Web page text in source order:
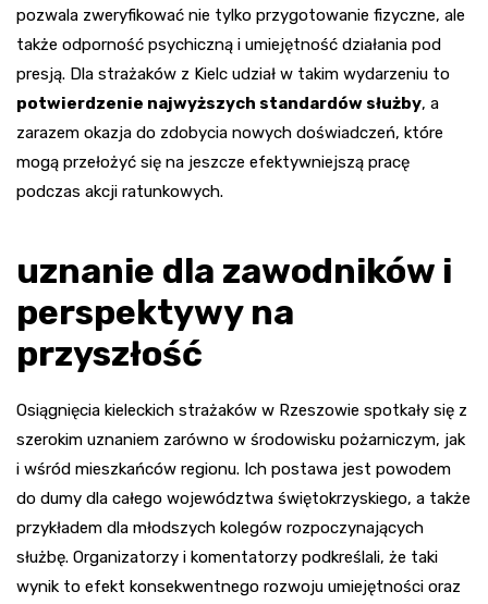
pozwala zweryfikować nie tylko przygotowanie fizyczne, ale
także odporność psychiczną i umiejętność działania pod
presją. Dla strażaków z Kielc udział w takim wydarzeniu to
potwierdzenie najwyższych standardów służby, a
zarazem okazja do zdobycia nowych doświadczeń, które
mogą przełożyć się na jeszcze efektywniejszą pracę
podczas akcji ratunkowych.
uznanie dla zawodników i
perspektywy na
przyszłość
Osiągnięcia kieleckich strażaków w Rzeszowie spotkały się z
szerokim uznaniem zarówno w środowisku pożarniczym, jak
i wśród mieszkańców regionu. Ich postawa jest powodem
do dumy dla całego województwa świętokrzyskiego, a także
przykładem dla młodszych kolegów rozpoczynających
służbę. Organizatorzy i komentatorzy podkreślali, że taki
wynik to efekt konsekwentnego rozwoju umiejętności oraz